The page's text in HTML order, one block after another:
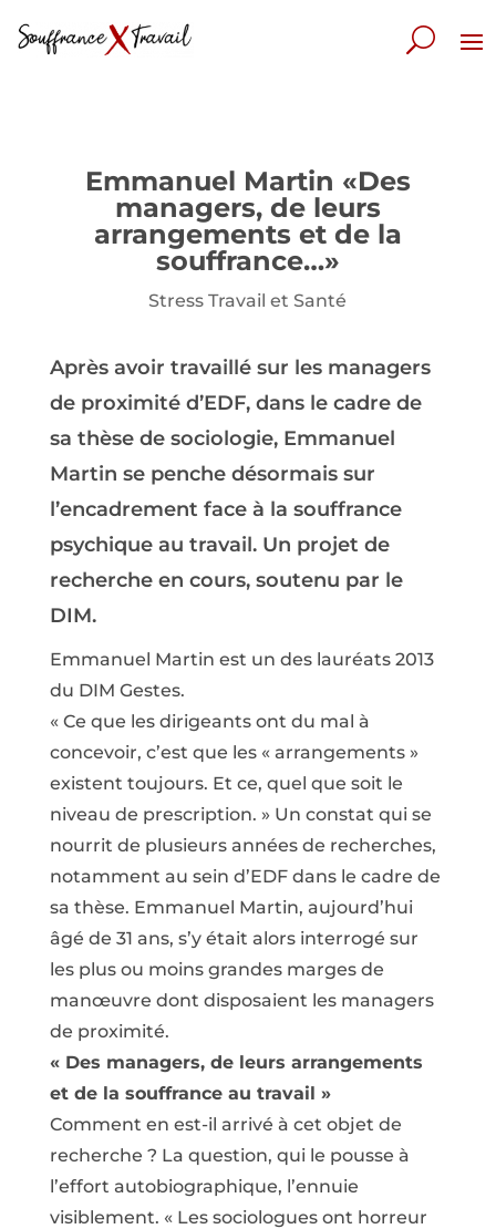
Emmanuel Martin «Des
managers, de leurs
arrangements et de la
souffrance…»
Stress Travail et Santé
Après avoir travaillé sur les managers
de proximité d’EDF, dans le cadre de
sa thèse de sociologie, Emmanuel
Martin se penche désormais sur
l’encadrement face à la souffrance
psychique au travail. Un projet de
recherche en cours, soutenu par le
DIM.
Emmanuel Martin est un des lauréats 2013
du DIM Gestes.
« Ce que les dirigeants ont du mal à
concevoir, c’est que les « arrangements »
existent toujours. Et ce, quel que soit le
niveau de prescription. » Un constat qui se
nourrit de plusieurs années de recherches,
notamment au sein d’EDF dans le cadre de
sa thèse. Emmanuel Martin, aujourd’hui
âgé de 31 ans, s’y était alors interrogé sur
les plus ou moins grandes marges de
manœuvre dont disposaient les managers
de proximité.
« Des managers, de leurs arrangements
et de la souffrance au travail »
Comment en est-il arrivé à cet objet de
recherche ? La question, qui le pousse à
l’effort autobiographique, l’ennuie
visiblement. « Les sociologues ont horreur